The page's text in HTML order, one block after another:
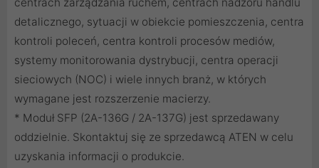
centrach zarządzania ruchem, centrach nadzoru handlu
detalicznego, sytuacji w obiekcie pomieszczenia, centra
kontroli poleceń, centra kontroli procesów mediów,
systemy monitorowania dystrybucji, centra operacji
sieciowych (NOC) i wiele innych branż, w których
wymagane jest rozszerzenie macierzy.
* Moduł SFP (2A-136G / 2A-137G) jest sprzedawany
oddzielnie. Skontaktuj się ze sprzedawcą ATEN w celu
uzyskania informacji o produkcie.